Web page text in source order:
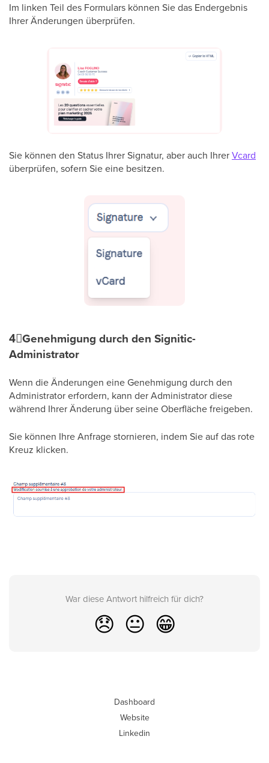
Im linken Teil des Formulars können Sie das Endergebnis
Ihrer Änderungen überprüfen.
Sie können den Status Ihrer Signatur, aber auch IhrerVcard
überprüfen, sofern Sie eine besitzen.
4⃣Genehmigung durch den Signitic-
Administrator
Wenn die Änderungen eine Genehmigung durch den
Administrator erfordern, kann der Administrator diese
während Ihrer Änderung über seine Oberfläche freigeben.
Sie können Ihre Anfrage stornieren, indem Sie auf das rote
Kreuz klicken.
War diese Antwort hilfreich für dich?
😞 😐 😁
Dashboard
Website
Linkedin